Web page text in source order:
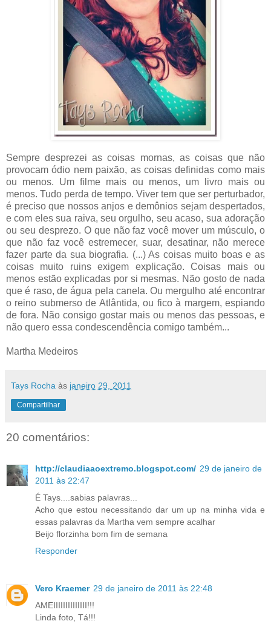
Sempre desprezei as coisas mornas, as coisas que não
provocam ódio nem paixão, as coisas definidas como mais
ou menos. Um filme mais ou menos, um livro mais ou
menos. Tudo perda de tempo. Viver tem que ser perturbador,
é preciso que nossos anjos e demônios sejam despertados,
e com eles sua raiva, seu orgulho, seu acaso, sua adoração
ou seu desprezo. O que não faz você mover um músculo, o
que não faz você estremecer, suar, desatinar, não merece
fazer parte da sua biografia. (...) As coisas muito boas e as
coisas muito ruins exigem explicação. Coisas mais ou
menos estão explicadas por si mesmas. Não gosto de nada
que é raso, de água pela canela. Ou mergulho até encontrar
o reino submerso de Atlântida, ou fico à margem, espiando
de fora. Não consigo gostar mais ou menos das pessoas, e
não quero essa condescendência comigo também...
Martha Medeiros
Tays Rocha às janeiro 29, 2011
Compartilhar
20 comentários:
http://claudiaaoextremo.blogspot.com/ 29 de janeiro de
2011 às 22:47
É Tays....sabias palavras...
Acho que estou necessitando dar um up na minha vida e
essas palavras da Martha vem sempre acalhar
Beijo florzinha bom fim de semana
Responder
Vero Kraemer 29 de janeiro de 2011 às 22:48
AMEIIIIIIIIIIIIII!!!
Linda foto, Tá!!!